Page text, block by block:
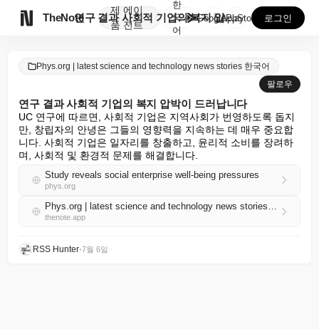
TheNote
제
품
에이
전트
연구 결과 사회적 기업의 복지 압박이 드러납니다
한
국
어
GooglePlay
AppStore 로그인
Phys.org | latest science and technology news stories 한국어
팔로우
연구 결과 사회적 기업의 복지 압박이 드러납니다
UC 연구에 따르면, 사회적 기업은 지역사회가 번영하도록 돕지
만, 창립자의 안녕은 그들의 영향력을 지속하는 데 매우 중요합
니다. 사회적 기업은 일자리를 창출하고, 윤리적 소비를 장려하
며, 사회적 및 환경적 문제를 해결합니다.
Study reveals social enterprise well-being pressures
phys.org
Phys.org | latest science and technology news stories 한국어 RSS
thenote.app
RSS Hunter•7월 6일